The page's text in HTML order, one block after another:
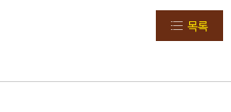
목록